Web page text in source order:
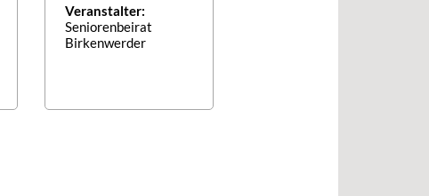
Veranstalter:
Seniorenbeirat
Birkenwerder